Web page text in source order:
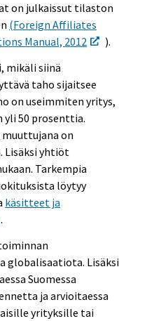
on julkaissut tilaston
(Foreign Affiliates
Manual, 2012
).
mikäli siinä
taho sijaitsee
on useimmiten yritys,
yli 50 prosenttia.
on
Lisäksi yhtiöt
Tarkempia
löytyy
käsitteet ja
.
globalisaatiota. Lisäksi
Suomessa
ja arvioitaessa
yrityksille tai